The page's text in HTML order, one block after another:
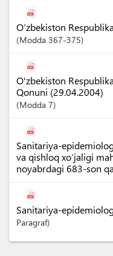
O‘zbekiston
Modda 367-375
O'zbekiston
Qonuni (29.04.2004)
Modda 7
Sanitariya-
va qishloq xo‘jaligi
noyabrdagi 683-son
Sanitariya-
Paragraf)